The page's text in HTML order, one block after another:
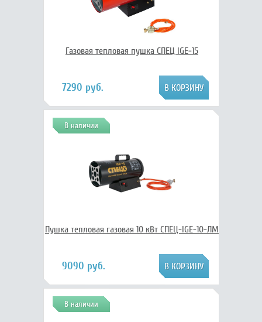
Газовая тепловая пушка СПЕЦ IGE-15
7290 руб.
В наличии
Пушка тепловая газовая 10 кВт СПЕЦ-IGE-10-ЛМ
9090 руб.
В наличии